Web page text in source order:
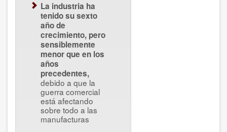
La industria ha
tenido su sexto
año de
crecimiento, pero
sensiblemente
menor que en los
años
precedentes,
debido a que la
guerra comercial
está afectando
sobre todo a las
manufacturas